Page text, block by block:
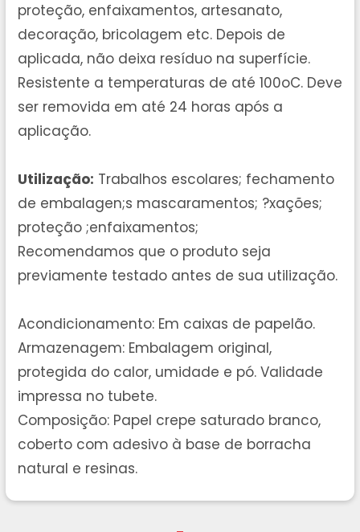
proteção, enfaixamentos, artesanato,
decoração, bricolagem etc. Depois de
aplicada, não deixa resíduo na superfície.
Resistente a temperaturas de até 100oC. Deve
ser removida em até 24 horas após a
aplicação.
Utilização: Trabalhos escolares; fechamento
de embalagen;s mascaramentos; ?xações;
proteção ;enfaixamentos;
Recomendamos que o produto seja
previamente testado antes de sua utilização.
Acondicionamento: Em caixas de papelão.
Armazenagem: Embalagem original,
protegida do calor, umidade e pó. Validade
impressa no tubete.
Composição: Papel crepe saturado branco,
coberto com adesivo à base de borracha
natural e resinas.